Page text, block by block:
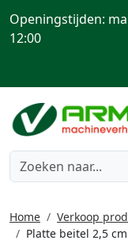
Openingstijden:
12:00
Home Verkoop
Platte beitel 2,5